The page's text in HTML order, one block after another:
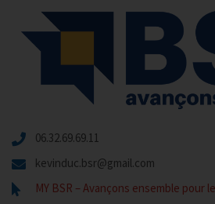
06.32.69.69.11
kevinduc.bsr@gmail.com
MY BSR – Avançons ensemble pour